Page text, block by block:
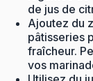
de jus de
Ajoutez du
pâtisseries
fraîcheur.
vos